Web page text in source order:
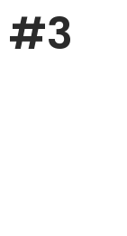
#3